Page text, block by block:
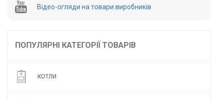
Відео-огляди на товари виробників
ПОПУЛЯРНІ КАТЕГОРІЇ ТОВАРІВ
КОТЛИ